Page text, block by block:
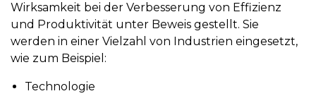
Wirksamkeit bei der Verbesserung von Effizienz
und Produktivität unter Beweis gestellt. Sie
werden in einer Vielzahl von Industrien eingesetzt,
wie zum Beispiel:
Technologie